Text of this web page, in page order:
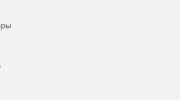
железобетонных и армокаменных
Wood – расчет и проектирование
с возможностью расчета